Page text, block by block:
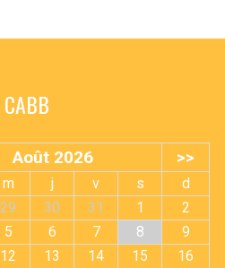
Août 2026 >>
m j v s
d
29 30 31 1
2
5 6 7 8
9
12 13 14 15
16